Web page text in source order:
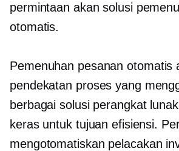
permintaan akan solusi
otomatis.
Pemenuhan pesanan otomatis
pendekatan proses yang
berbagai solusi perangkat
keras untuk tujuan efisiensi.
mengotomatiskan pelacakan